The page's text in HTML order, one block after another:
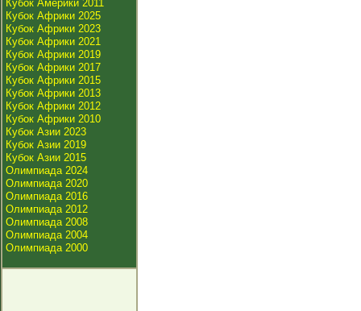
Кубок Америки 2011
Кубок Африки 2025
Кубок Африки 2023
Кубок Африки 2021
Кубок Африки 2019
Кубок Африки 2017
Кубок Африки 2015
Кубок Африки 2013
Кубок Африки 2012
Кубок Африки 2010
Кубок Азии 2023
Кубок Азии 2019
Кубок Азии 2015
Олимпиада 2024
Олимпиада 2020
Олимпиада 2016
Олимпиада 2012
Олимпиада 2008
Олимпиада 2004
Олимпиада 2000